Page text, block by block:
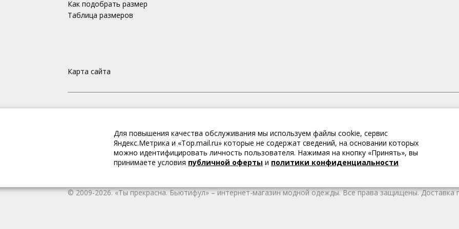
Как подобрать размер
Таблица размеров
Карта сайта
Интернет магазин «Ты прекрасна. Бьютифул» – это коллекции модной женской, мужской, детской одежды и
одежду и обувь, Вы гарантированно получаете качественные товары из Европы по привлекательным
качественную и стильную одежду европейских брендов. В каталоге представлена модная одежда различных
наличии всегда имеется широкий ассортимент удобной женской и мужской обуви на любой сезон. Весь
© 2009-2026. «Ты прекрасна. Бьютифул» – интернет-магазин модной одежды. Все права защищены. Доставка
Для повышения качества обслуживания мы используем файлы cookie, сервис
Яндекс.Метрика и «Top.mail.ru» которые не содержат сведений, на основании которых
можно идентифицировать личность пользователя. Нажимая на кнопку «Принять», вы
принимаете условия публичной оферты и политики конфиденциальности